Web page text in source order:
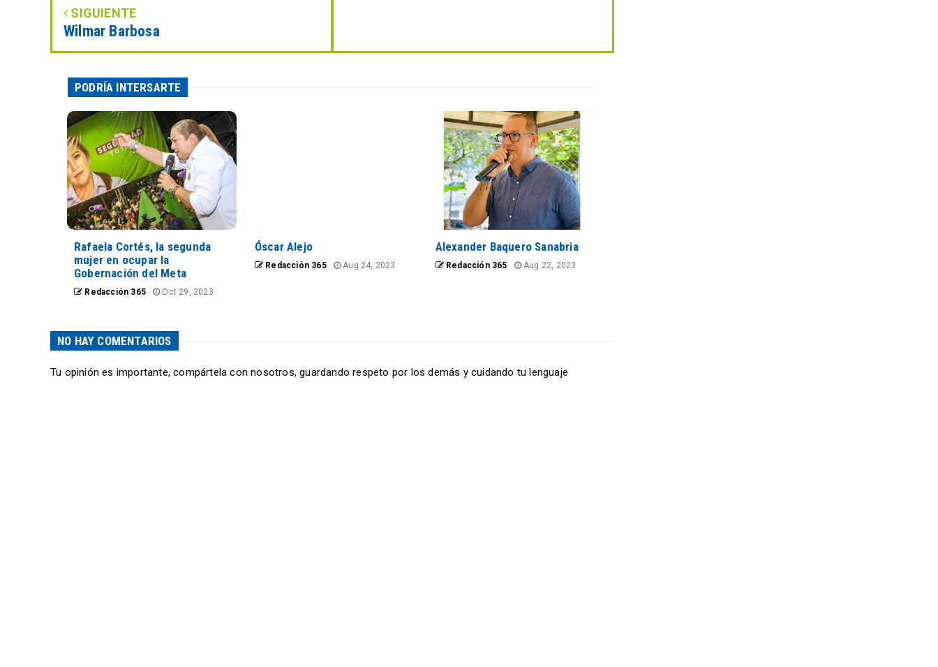
SIGUIENTE
Wilmar Barbosa
PODRÍA INTERSARTE
Rafaela Cortés, la segunda
mujer en ocupar la
Gobernación del Meta
Redacción 365 Oct 29, 2023
Óscar Alejo
Redacción 365 Aug 24, 2023
Alexander Baquero Sanabria
Redacción 365 Aug 22, 2023
NO HAY COMENTARIOS
Tu opinión es importante, compártela con nosotros, guardando respeto por los demás y cuidando tu lenguaje